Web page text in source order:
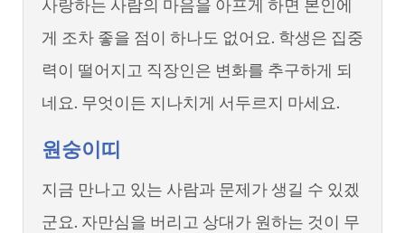
사랑하는 사람의 마음을 아프게 하면 본인에
게 조차 좋을 점이 하나도 없어요. 학생은 집중
력이 떨어지고 직장인은 변화를 추구하게 되
네요. 무엇이든 지나치게 서두르지 마세요.
원숭이띠
지금 만나고 있는 사람과 문제가 생길 수 있겠
군요. 자만심을 버리고 상대가 원하는 것이 무